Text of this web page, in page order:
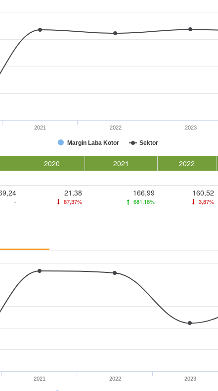
Margin Laba Kotor Sektor
2021 2022 2023
2020 2021 2022
-
21,38
87,37%
166,99
681,18%
160,52
3,87%
2021 2022 2023